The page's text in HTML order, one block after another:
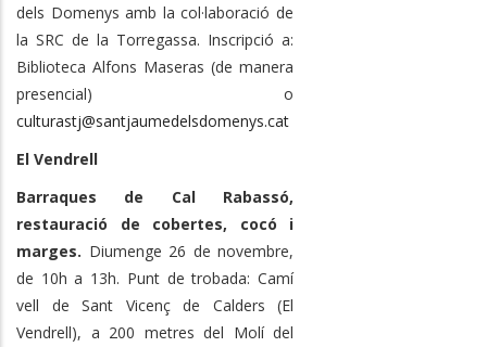
dels Domenys amb la col·laboració de
la SRC de la Torregassa. Inscripció a:
Biblioteca Alfons Maseras (de manera
presencial) o
culturastj@santjaumedelsdomenys.cat
El Vendrell
Barraques de Cal Rabassó,
restauració de cobertes, cocó i
marges. Diumenge 26 de novembre,
de 10h a 13h. Punt de trobada: Camí
vell de Sant Vicenç de Calders (El
Vendrell), a 200 metres del Molí del